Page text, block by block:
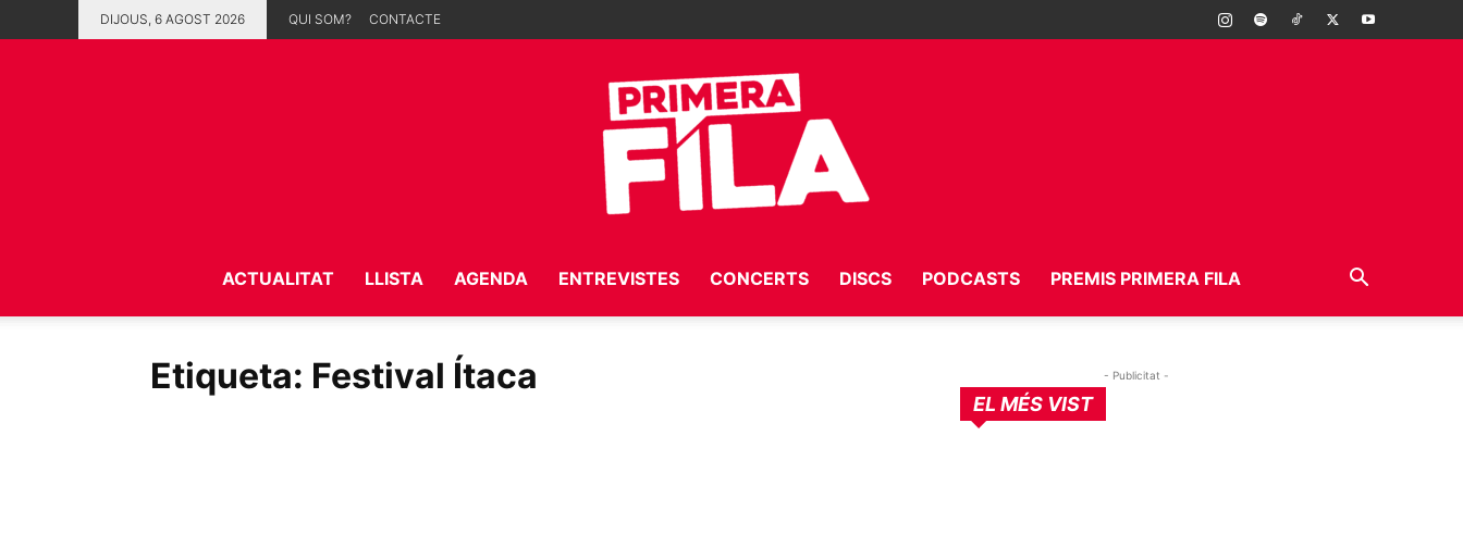
DIJOUS, 6 AGOST 2026 QUI SOM? CONTACTE
ACTUALITAT LLISTA AGENDA ENTREVISTES CONCERTS DISCS PODCASTS PREMIS PRIMERA FILA
Etiqueta: Festival Ítaca - Publicitat -
EL MÉS VIST